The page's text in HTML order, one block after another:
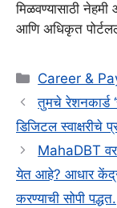
मिळवण्यासाठी
आणि अधिकृत
Categories
Career &
तुमचे रेशनकार्ड
डिजिटल स्वाक्षरीचे
MahaDBT
येत आहे? आधार
करण्याची सोपी पद्धत.